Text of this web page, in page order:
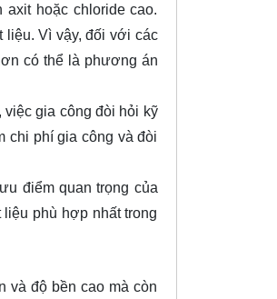
hoặc chloride cao.
liệu. Vì vậy, đối với các
có thể là phương án
việc gia công đòi hỏi kỹ
chi phí gia công và đòi
điểm quan trọng của
phù hợp nhất trong
và độ bền cao mà còn